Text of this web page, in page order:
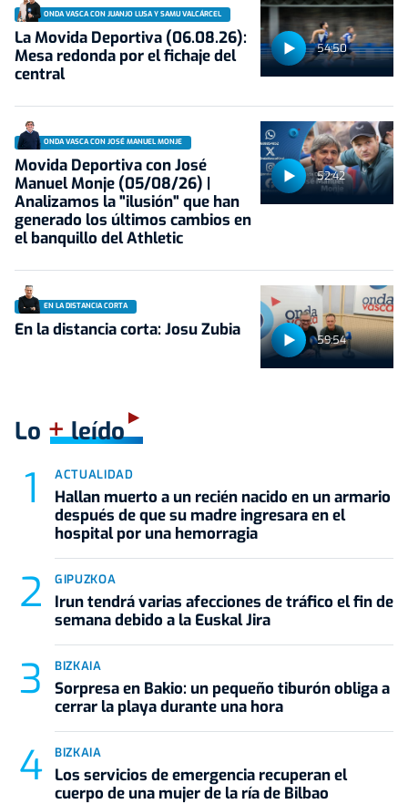
54:50
ONDA VASCA CON JUANJO LUSA Y SAMU VALCÁRCEL
La Movida Deportiva (06.08.26):
Mesa redonda por el fichaje del
central
52:42
ONDA VASCA CON JOSÉ MANUEL MONJE
Movida Deportiva con José
Manuel Monje (05/08/26) |
Analizamos la "ilusión" que han
generado los últimos cambios en
el banquillo del Athletic
59:54
EN LA DISTANCIA CORTA
En la distancia corta: Josu Zubia
Lo +leído
ACTUALIDAD
Hallan muerto a un recién nacido en un armario
después de que su madre ingresara en el
hospital por una hemorragia
GIPUZKOA
Irun tendrá varias afecciones de tráfico el fin de
semana debido a la Euskal Jira
BIZKAIA
Sorpresa en Bakio: un pequeño tiburón obliga a
cerrar la playa durante una hora
BIZKAIA
Los servicios de emergencia recuperan el
cuerpo de una mujer de la ría de Bilbao